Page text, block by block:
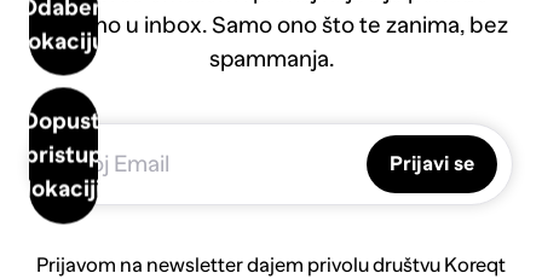
Odaberi
lokaciju
Dopusti
pristup
lokaciji
direktno u inbox. Samo ono što te zanima, bez
spammanja.
Prijavi se
Prijavom na newsletter dajem privolu društvu Koreqt